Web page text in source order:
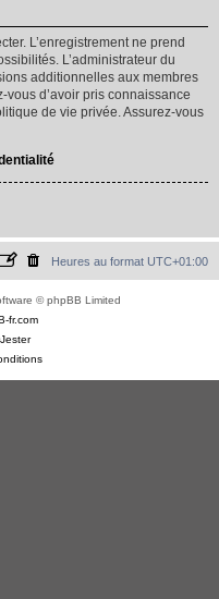
L’enregistrement ne prend
L’administrateur du
additionnelles aux membres
vous d’avoir pris connaissance
de vie privée. Assurez-vous
Heures au format UTC+01:00
© phpBB Limited
fr.com
Jester